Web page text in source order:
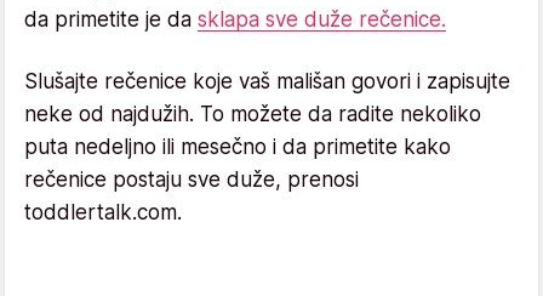
da primetite je da sklapa sve duže rečenice.
Slušajte rečenice koje vaš mališan govori i zapisujte
neke od najdužih. To možete da radite nekoliko
puta nedeljno ili mesečno i da primetite kako
rečenice postaju sve duže, prenosi
toddlertalk.com.